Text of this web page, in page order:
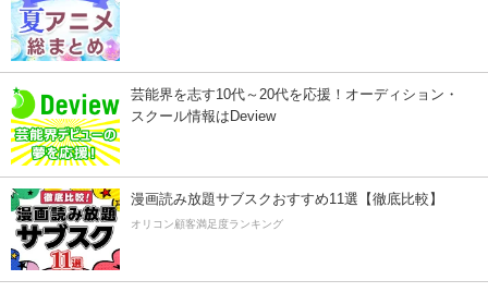
芸能界を志す10代～20代を応援！オーディション・
スクール情報はDeview
漫画読み放題サブスクおすすめ11選【徹底比較】
オリコン顧客満足度ランキング